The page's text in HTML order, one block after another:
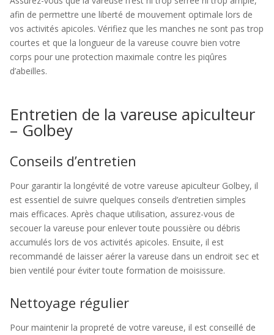
afin de permettre une liberté de mouvement optimale lors de
vos activités apicoles. Vérifiez que les manches ne sont pas trop
courtes et que la longueur de la vareuse couvre bien votre
corps pour une protection maximale contre les piqûres
d’abeilles.
Entretien de la vareuse apiculteur
– Golbey
Conseils d’entretien
Pour garantir la longévité de votre vareuse apiculteur Golbey, il
est essentiel de suivre quelques conseils d’entretien simples
mais efficaces. Après chaque utilisation, assurez-vous de
secouer la vareuse pour enlever toute poussière ou débris
accumulés lors de vos activités apicoles. Ensuite, il est
recommandé de laisser aérer la vareuse dans un endroit sec et
bien ventilé pour éviter toute formation de moisissure.
Nettoyage régulier
Pour maintenir la propreté de votre vareuse, il est conseillé de